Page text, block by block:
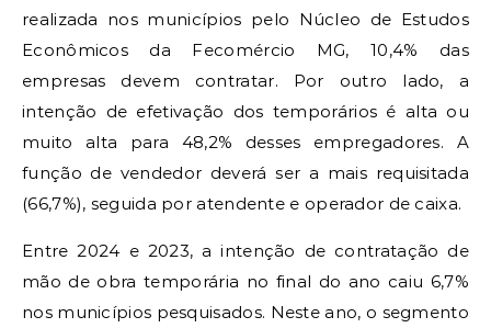
realizada nos municípios pelo Núcleo de Estudos
Econômicos da Fecomércio MG, 10,4% das
empresas devem contratar. Por outro lado, a
intenção de efetivação dos temporários é alta ou
muito alta para 48,2% desses empregadores. A
função de vendedor deverá ser a mais requisitada
(66,7%), seguida por atendente e operador de caixa.
Entre 2024 e 2023, a intenção de contratação de
mão de obra temporária no final do ano caiu 6,7%
nos municípios pesquisados. Neste ano, o segmento